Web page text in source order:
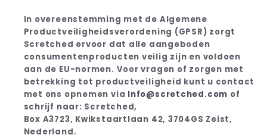
In overeenstemming met de Algemene
Productveiligheidsverordening (GPSR) zorgt
Scretched ervoor dat alle aangeboden
consumentenproducten veilig zijn en voldoen
aan de EU-normen. Voor vragen of zorgen met
betrekking tot productveiligheid kunt u contact
met ons opnemen via Info@scretched.com of
schrijf naar: Scretched,
Box A3723, Kwikstaartlaan 42, 3704GS Zeist,
Nederland.